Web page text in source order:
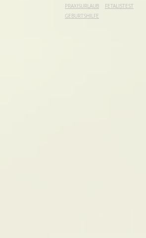
PRAXISURLAUB
GEBURTSHILFE
FETALISTEST